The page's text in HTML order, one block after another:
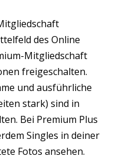
des Online
Mitgliedschaft
freigeschalten.
und ausführliche
stark) sind in
Bei Premium Plus
Singles in deiner
Fotos ansehen.